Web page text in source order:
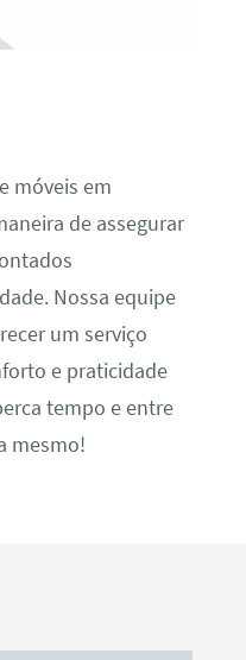
móveis em
de assegurar
Nossa equipe
um serviço
e praticidade
tempo e entre
mesmo!